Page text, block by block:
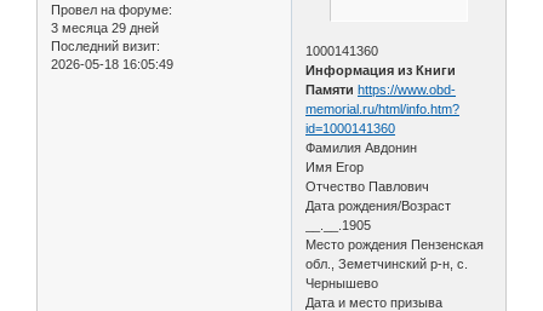
Провел на форуме:
3 месяца 29 дней
Последний визит:
2026-05-18 16:05:49
1000141360
Информация из Книги
Памяти https://www.obd-
memorial.ru/html/info.htm?
id=1000141360
Фамилия Авдонин
Имя Егор
Отчество Павлович
Дата рождения/Возраст
__.__.1905
Место рождения Пензенская
обл., Земетчинский р-н, с.
Чернышево
Дата и место призыва